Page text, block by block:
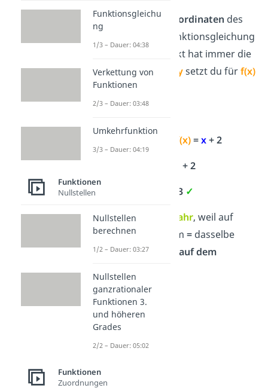
Setze dazu die Koordinaten des
Punktes in die Funktionsgleichung
Ein Punkt hat immer die
FormP(x|y) ysetzt du fürf(x)
ein.
f(x)=x+ 2
+ 2
3 = 3 ✓
Die Aussage ist
wahr, weil auf
beiden Seiten
vom= dasselbe
steht. Also liegt
aufdem
Funktionsgleichu
ng
1/3 – Dauer: 04:38
Verkettung von
Funktionen
2/3 – Dauer: 03:48
Umkehrfunktion
3/3 – Dauer: 04:19
Funktionen
Nullstellen
Nullstellen
berechnen
1/2 – Dauer: 03:27
Nullstellen
ganzrationaler
Funktionen 3.
und höheren
Grades
2/2 – Dauer: 05:02
Funktionen
Zuordnungen